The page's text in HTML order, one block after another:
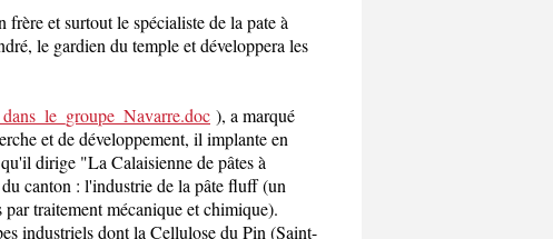
et surtout le spécialiste de la pate à
le gardien du temple et développera les
), a marqué
et de développement, il implante en
dirige "La Calaisienne de pâtes à
canton : l'industrie de la pâte fluff (un
traitement mécanique et chimique).
industriels dont la Cellulose du Pin (Saint-